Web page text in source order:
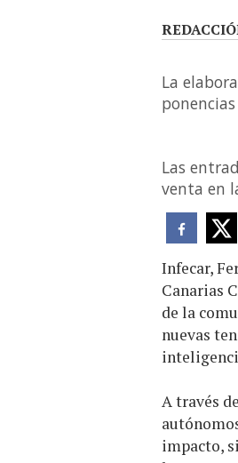
La
Las
venta en
Infecar,
Canarias
de la
nuevas
A través
impacto,